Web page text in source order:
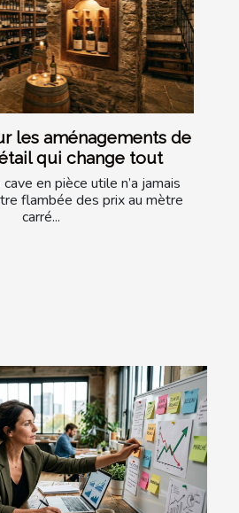
les aménagements de
qui change tout
en pièce utile n’a jamais
flambée des prix au mètre
carré...